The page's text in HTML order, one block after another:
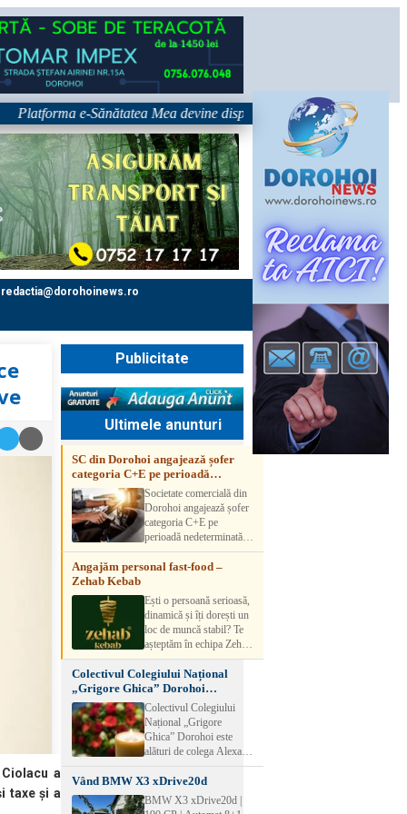
e-Sănătatea Mea devine disponibilă pe 1 septembrie:
redactia@dorohoinews.ro
a
taxe și a
Publicitate
Ultimele anunturi
SC din Dorohoi angajează șofer
categoria C+E pe perioadă
nedeterminatăSocietate comercială din
Dorohoi angajează șofer
categoria C+E pe
perioadă nedeterminată.
Candidatul trebuie să
aibă experiență și atestat
detalii, vă rog să sunați la
numărul de telefon.
Angajăm personal fast-food –
Zehab Kebab
Ești o persoană serioasă,
dinamică și îți dorești un
loc de muncă stabil? Te
așteptăm în echipa Zehab
Kebab! Posturi
disponibile: -
SHAORMAR AJUTOR
BUCATAR 2/posturi -
LUCRATOR
COMERCIAL
VANZATOR /2 posturi
muncă Program flexibil
Salariu motivant, în
funcție de experienț
Colectivul Colegiului Național
„Grigore Ghica” Dorohoi
transmite sincere condoleanțe
Colectivul Colegiului
Național „Grigore
Ghica” Dorohoi este
alături de colega Alexa
Lăcrămioara la trecerea în
neființă a soțului și
transmite sincere
condoleanțe familiei.
Vând BMW X3 xDrive20d
BMW X3 xDrive20d |